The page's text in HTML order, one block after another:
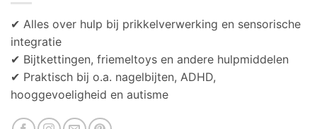
✔ Alles over hulp bij prikkelverwerking en sensorische
integratie
✔ Bijtkettingen, friemeltoys en andere hulpmiddelen
✔ Praktisch bij o.a. nagelbijten, ADHD,
hooggevoeligheid en autisme